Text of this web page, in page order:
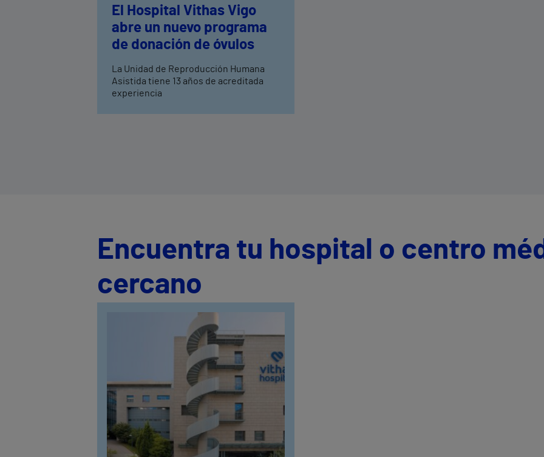
El Hospital Vithas Vigo
abre un nuevo programa
de donación de óvulos
La Unidad de Reproducción Humana
Asistida tiene 13 años de acreditada
experiencia
Encuentra tu hospital o centro
cercano